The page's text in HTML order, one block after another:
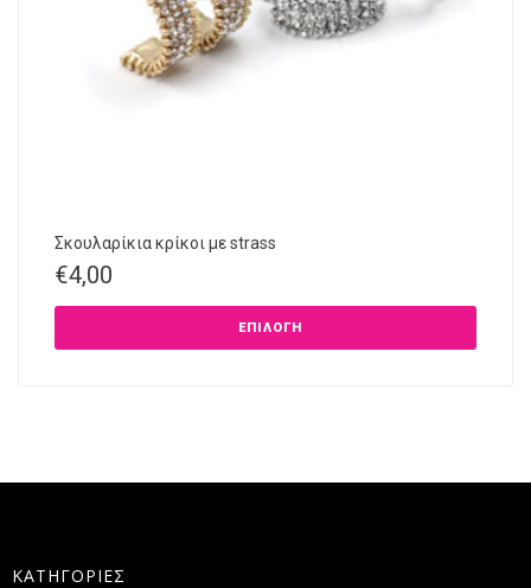
Σκουλαρίκια κρίκοι με strass
€4,00
ΕΠΙΛΟΓΉ
ΚΑΤΗΓΟΡΙΕΣ